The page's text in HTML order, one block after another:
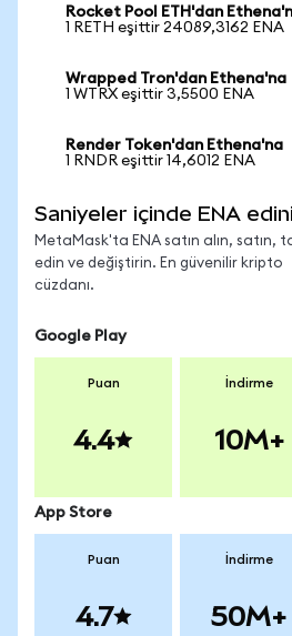
Rocket Pool ETH'dan
1 RETH eşittir 24089,3162 ENA
Wrapped Tron'dan Ethena'na
1 WTRX eşittir 3,5500 ENA
Render Token'dan Ethena'na
1 RNDR eşittir 14,6012 ENA
Saniyeler içinde ENA
MetaMask'ta ENA satın alın, satın,
edin ve değiştirin. En güvenilir kripto
cüzdanı.
Google Play
Puan
4.4
İndirme
10M+
App Store
Puan
4.7
İndirme
50M+